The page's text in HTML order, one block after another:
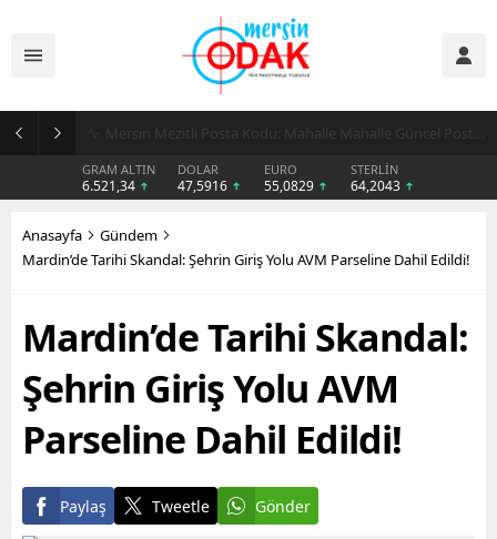
GRAM ALTIN
6.521,34
DOLAR
47,5916
EURO
55,0829
STERLİN
64,2043
Anasayfa
Gündem
Mardin’de Tarihi Skandal: Şehrin Giriş Yolu AVM Parseline Dahil Edildi!
Mardin’de Tarihi Skandal:
Şehrin Giriş Yolu AVM
Parseline Dahil Edildi!
Paylaş Tweetle Gönder